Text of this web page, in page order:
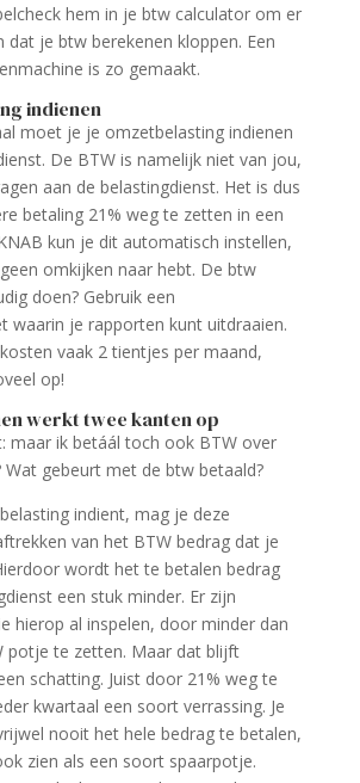
hem in je btw calculator om er
dat je btw berekenen kloppen. Een
is zo gemaakt.
indienen
moet je je omzetbelasting indienen
De BTW is namelijk niet van jou,
aan de belastingdienst. Het is dus
betaling 21% weg te zetten in een
kun je dit automatisch instellen,
omkijken naar hebt. De btw
doen? Gebruik een
waarin je rapporten kunt uitdraaien.
vaak 2 tientjes per maand,
op!
werkt twee kanten op
maar ik betáál toch ook BTW over
Wat gebeurt met de btw betaald?
indient, mag je deze
van het BTW bedrag dat je
wordt het te betalen bedrag
een stuk minder. Er zijn
hierop al inspelen, door minder dan
potje te zetten. Maar dat blijft
schatting. Juist door 21% weg te
kwartaal een soort verrassing. Je
nooit het hele bedrag te betalen,
zien als een soort spaarpotje.